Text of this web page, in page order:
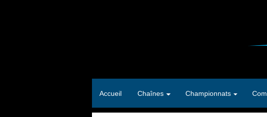
Accueil Chaînes Championnats